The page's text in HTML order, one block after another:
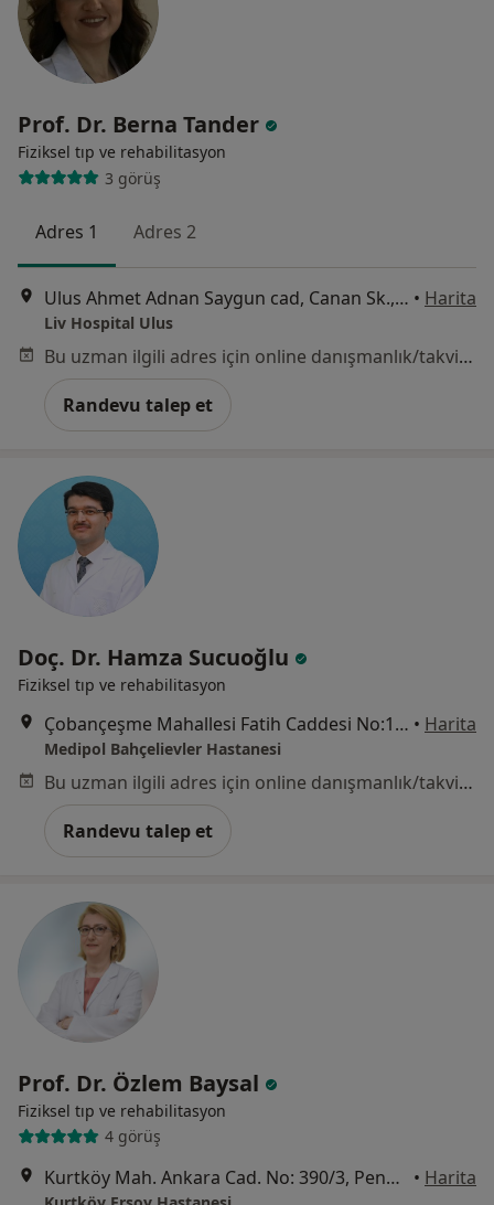
Prof. Dr. Berna Tander
Fiziksel tıp ve rehabilitasyon
3 görüş
Adres 1 Adres 2
Ulus Ahmet Adnan Saygun cad, Canan Sk., İstanbul • Harita
Liv Hospital Ulus
Bu uzman ilgili adres için online danışmanlık/takvim sunmuyor.
Randevu talep et
Doç. Dr. Hamza Sucuoğlu
Fiziksel tıp ve rehabilitasyon
Çobançeşme Mahallesi Fatih Caddesi No:1/8, Bahçelievler • Harita
Medipol Bahçelievler Hastanesi
Bu uzman ilgili adres için online danışmanlık/takvim sunmuyor.
Randevu talep et
Prof. Dr. Özlem Baysal
Fiziksel tıp ve rehabilitasyon
4 görüş
Kurtköy Mah. Ankara Cad. No: 390/3, Pendik • Harita